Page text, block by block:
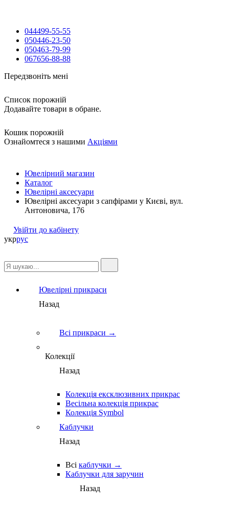
044499-55-55
050446-23-50
050463-79-99
067656-88-88
Передзвоніть мені
Список порожній
Додавайте товари в обране.
Кошик порожній
Ознайомтеся з нашими Акціями
Ювелірний магазин
Каталог
Ювелірні аксесуари
Ювелірні аксесуари з сапфірами у Києві, вул.
Антоновича, 176
Увійти до кабінету
укррус
Ювелірні прикраси
Назад
Всі прикраси →
Колекції
Назад
Колекція ексклюзивних прикрас
Весільна колекція прикрас
Колекція Symbol
Каблучки
Назад
Всі каблучки →
Каблучки для заручин
Назад